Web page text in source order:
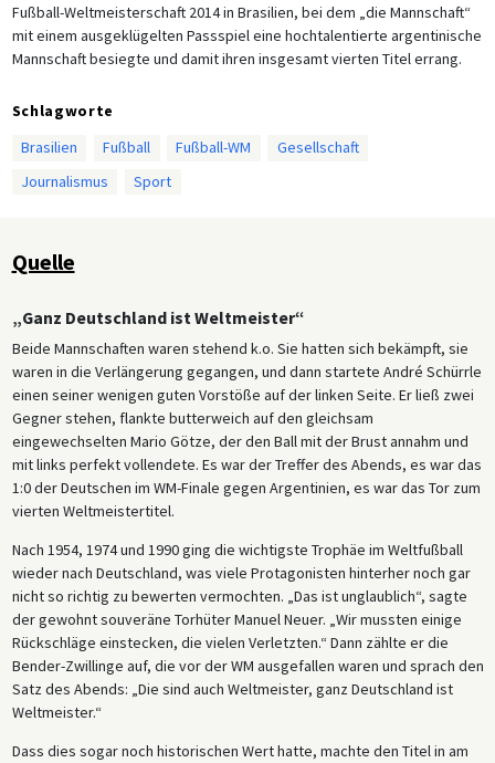
Fußball-Weltmeisterschaft 2014 in Brasilien, bei dem „die Mannschaft“
mit einem ausgeklügelten Passspiel eine hochtalentierte argentinische
Mannschaft besiegte und damit ihren insgesamt vierten Titel errang.
Schlagworte
Brasilien
Fußball Fußball-WM
Gesellschaft
Journalismus
Sport
Quelle
„Ganz Deutschland ist Weltmeister“
Beide Mannschaften waren stehend k.o. Sie hatten sich bekämpft, sie
waren in die Verlängerung gegangen, und dann startete André Schürrle
einen seiner wenigen guten Vorstöße auf der linken Seite. Er ließ zwei
Gegner stehen, flankte butterweich auf den gleichsam
eingewechselten Mario Götze, der den Ball mit der Brust annahm und
mit links perfekt vollendete. Es war der Treffer des Abends, es war das
1:0 der Deutschen im WM-Finale gegen Argentinien, es war das Tor zum
vierten Weltmeistertitel.
Nach 1954, 1974 und 1990 ging die wichtigste Trophäe im Weltfußball
wieder nach Deutschland, was viele Protagonisten hinterher noch gar
nicht so richtig zu bewerten vermochten. „Das ist unglaublich“, sagte
der gewohnt souveräne Torhüter Manuel Neuer. „Wir mussten einige
Rückschläge einstecken, die vielen Verletzten.“ Dann zählte er die
Bender-Zwillinge auf, die vor der WM ausgefallen waren und sprach den
Satz des Abends: „Die sind auch Weltmeister, ganz Deutschland ist
Weltmeister.“
Dass dies sogar noch historischen Wert hatte, machte den Titel in am